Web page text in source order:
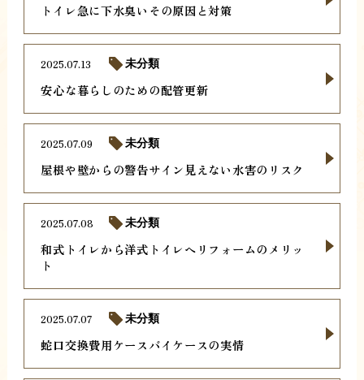
トイレ急に下水臭いその原因と対策
安心な暮らしのための配管更新
2025.07.13 未分類
屋根や壁からの警告サイン見えない水害のリスク
2025.07.09 未分類
和式トイレから洋式トイレへリフォームのメリッ
ト
2025.07.08 未分類
蛇口交換費用ケースバイケースの実情
2025.07.07 未分類